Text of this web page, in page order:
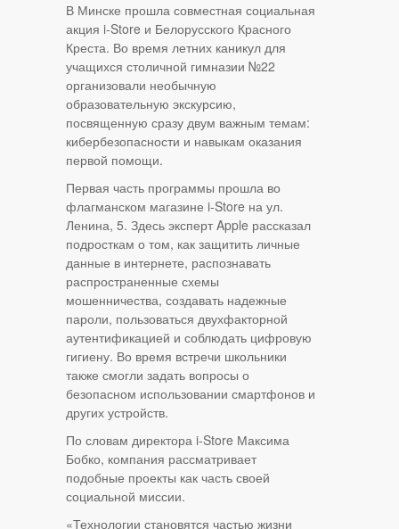
В Минске прошла совместная социальная
акция i-Store и Белорусского Красного
Креста. Во время летних каникул для
учащихся столичной гимназии №22
организовали необычную
образовательную экскурсию,
посвященную сразу двум важным темам:
кибербезопасности и навыкам оказания
первой помощи.
Первая часть программы прошла во
флагманском магазине i-Store на ул.
Ленина, 5. Здесь эксперт Apple рассказал
подросткам о том, как защитить личные
данные в интернете, распознавать
распространенные схемы
мошенничества, создавать надежные
пароли, пользоваться двухфакторной
аутентификацией и соблюдать цифровую
гигиену. Во время встречи школьники
также смогли задать вопросы о
безопасном использовании смартфонов и
других устройств.
По словам директора i-Store Максима
Бобко, компания рассматривает
подобные проекты как часть своей
социальной миссии.
«Технологии становятся частью жизни